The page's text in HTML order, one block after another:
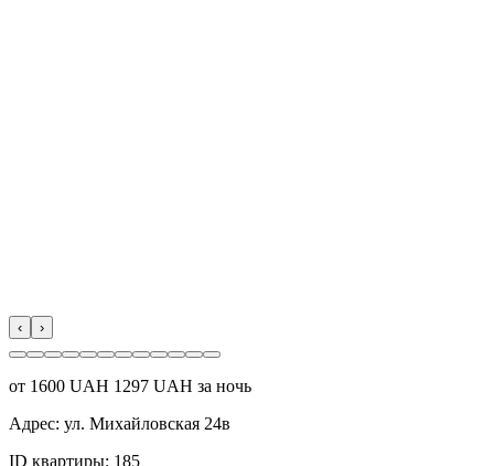
‹ ›
от 1600 UAH 1297 UAH за ночь
Адрес: ул. Михайловская 24в
ID квартиры: 185